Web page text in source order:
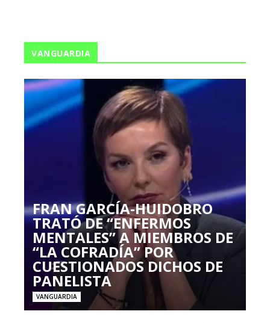
VANGUARDIA
FRAN GARCÍA-HUIDOBRO
TRATÓ DE “ENFERMOS
MENTALES” A MIEMBROS DE
“LA COFRADÍA” POR
CUESTIONADOS DICHOS DE
PANELISTA
VANGUARDIA